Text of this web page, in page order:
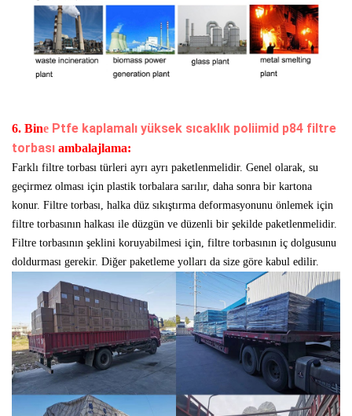
6. Bine Ptfe kaplamalı yüksek sıcaklık poliimid p84 filtre
torbası ambalajlama:
Farklı filtre torbası türleri ayrı ayrı paketlenmelidir. Genel olarak, su
geçirmez olması için plastik torbalara sarılır, daha sonra bir kartona
konur. Filtre torbası, halka düz sıkıştırma deformasyonunu önlemek için
filtre torbasının halkası ile düzgün ve düzenli bir şekilde paketlenmelidir.
Filtre torbasının şeklini koruyabilmesi için, filtre torbasının iç dolgusunu
doldurması gerekir. Diğer paketleme yolları da size göre kabul edilir.